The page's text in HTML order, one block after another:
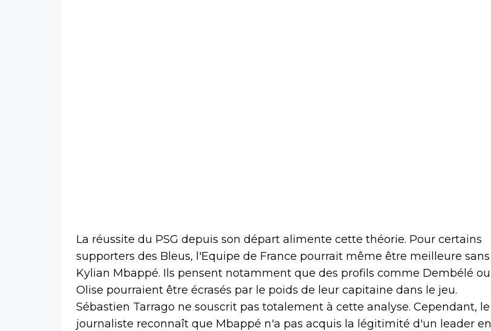
La réussite du PSG depuis son départ alimente cette théorie. Pour certains
supporters des Bleus, l'Equipe de France pourrait même être meilleure sans
Kylian Mbappé. Ils pensent notamment que des profils comme Dembélé ou
Olise pourraient être écrasés par le poids de leur capitaine dans le jeu.
Sébastien Tarrago ne souscrit pas totalement à cette analyse. Cependant, le
journaliste reconnaît que Mbappé n'a pas acquis la légitimité d'un leader en